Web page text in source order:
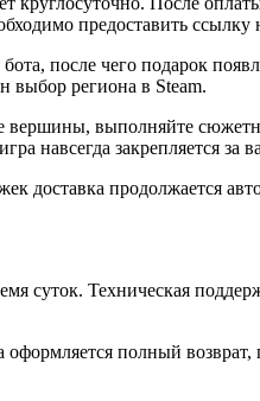
предоставить
после чего подарок
выбор региона в Steam.
выполняйте
навсегда закрепляется за
доставка продолжается
суток. Техническая
полный